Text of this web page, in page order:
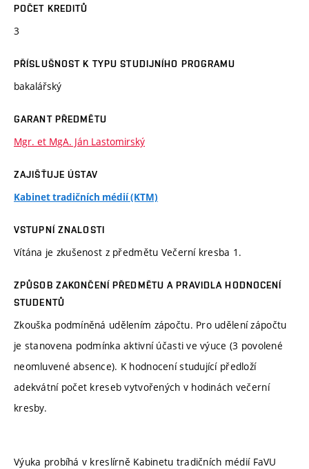
POČET KREDITŮ
3
PŘÍSLUŠNOST K TYPU STUDIJNÍHO PROGRAMU
bakalářský
GARANT PŘEDMĚTU
Mgr. et MgA. Ján Lastomirský
ZAJIŠŤUJE ÚSTAV
Kabinet tradičních médií (KTM)
VSTUPNÍ ZNALOSTI
Vítána je zkušenost z předmětu Večerní kresba 1.
ZPŮSOB ZAKONČENÍ PŘEDMĚTU A PRAVIDLA HODNOCENÍ
STUDENTŮ
Zkouška podmíněná udělením zápočtu. Pro udělení zápočtu
je stanovena podmínka aktivní účasti ve výuce (3 povolené
neomluvené absence). K hodnocení studující předloží
adekvátní počet kreseb vytvořených v hodinách večerní
kresby.
Výuka probíhá v kreslírně Kabinetu tradičních médií FaVU